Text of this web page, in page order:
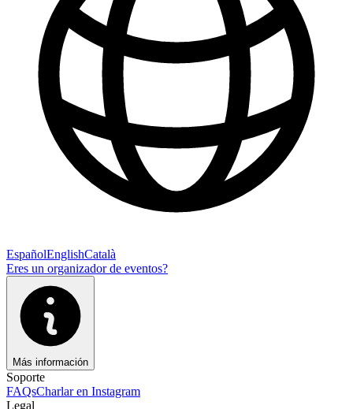
EspañolEnglishCatalà
Eres un organizador de eventos?
Más información
Soporte
FAQsCharlar en Instagram
Legal